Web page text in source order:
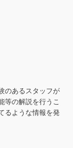
のあるスタッフが
等の解説を行うこ
るような情報を発